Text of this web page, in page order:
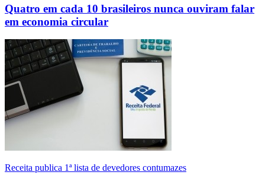
Quatro em cada 10 brasileiros nunca ouviram falar
em economia circular
Receita publica 1ª lista de devedores contumazes